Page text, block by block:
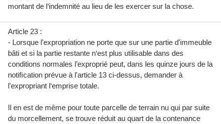
montant de l‘indemnité au lieu de les exercer sur la chose.
Article 23 :
- Lorsque l’expropriation ne porte que sur une partie d'immeuble
bâti et si la partie restante n‘est plus utilisable dans des
conditions normales l’exproprié peut, dans les quinze jours de la
notiﬁcation prévue à l'article 13 ci-dessus, demander à
l'expropriant l‘emprise totale.
Il en est de même pour toute parcelle de terrain nu qui par suite
du morcellement, se trouve réduit au quart de la contenance